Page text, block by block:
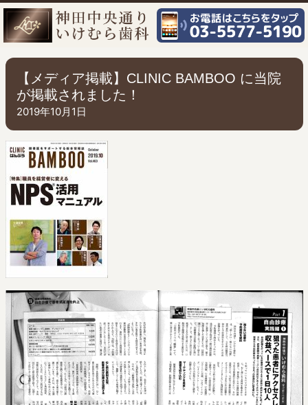
【メディア掲載】CLINIC BAMBOO に当院
が掲載されました！
2019年10月1日